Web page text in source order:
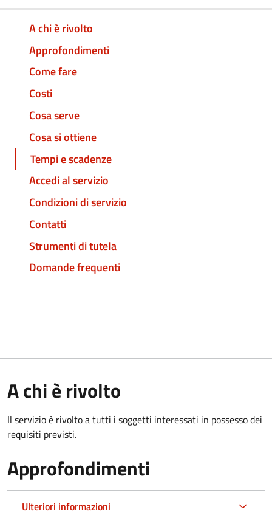
A chi è rivolto
Approfondimenti
Come fare
Costi
Cosa serve
Cosa si ottiene
Tempi e scadenze
Accedi al servizio
Condizioni di servizio
Contatti
Strumenti di tutela
Domande frequenti
A chi è rivolto
Il servizio è rivolto a tutti i soggetti interessati in possesso dei
requisiti previsti.
Approfondimenti
Ulteriori informazioni